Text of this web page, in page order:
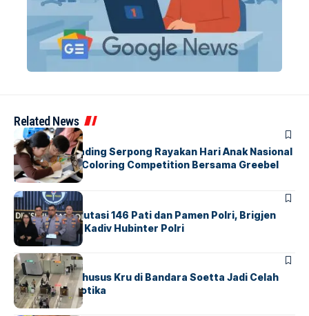
Related News
BERITAINDEX
Atria Hotel Gading Serpong Rayakan Hari Anak Nasional
Lewat Family Coloring Competition Bersama Greebel
Indonesia
BERITA
Mabes Polri Mutasi 146 Pati dan Pamen Polri, Brigjen
Untung Jabat Kadiv Hubinter Polri
BANDARABERITA
Ketika Jalur Khusus Kru di Bandara Soetta Jadi Celah
Sindikat Narkotika